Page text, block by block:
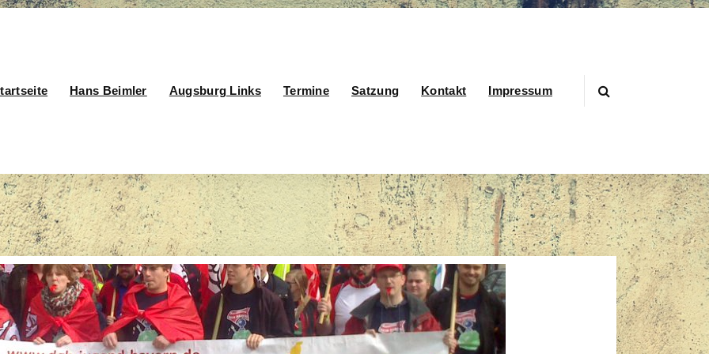
Hans Beimler Augsburg Links Termine Satzung Kontakt Impressum